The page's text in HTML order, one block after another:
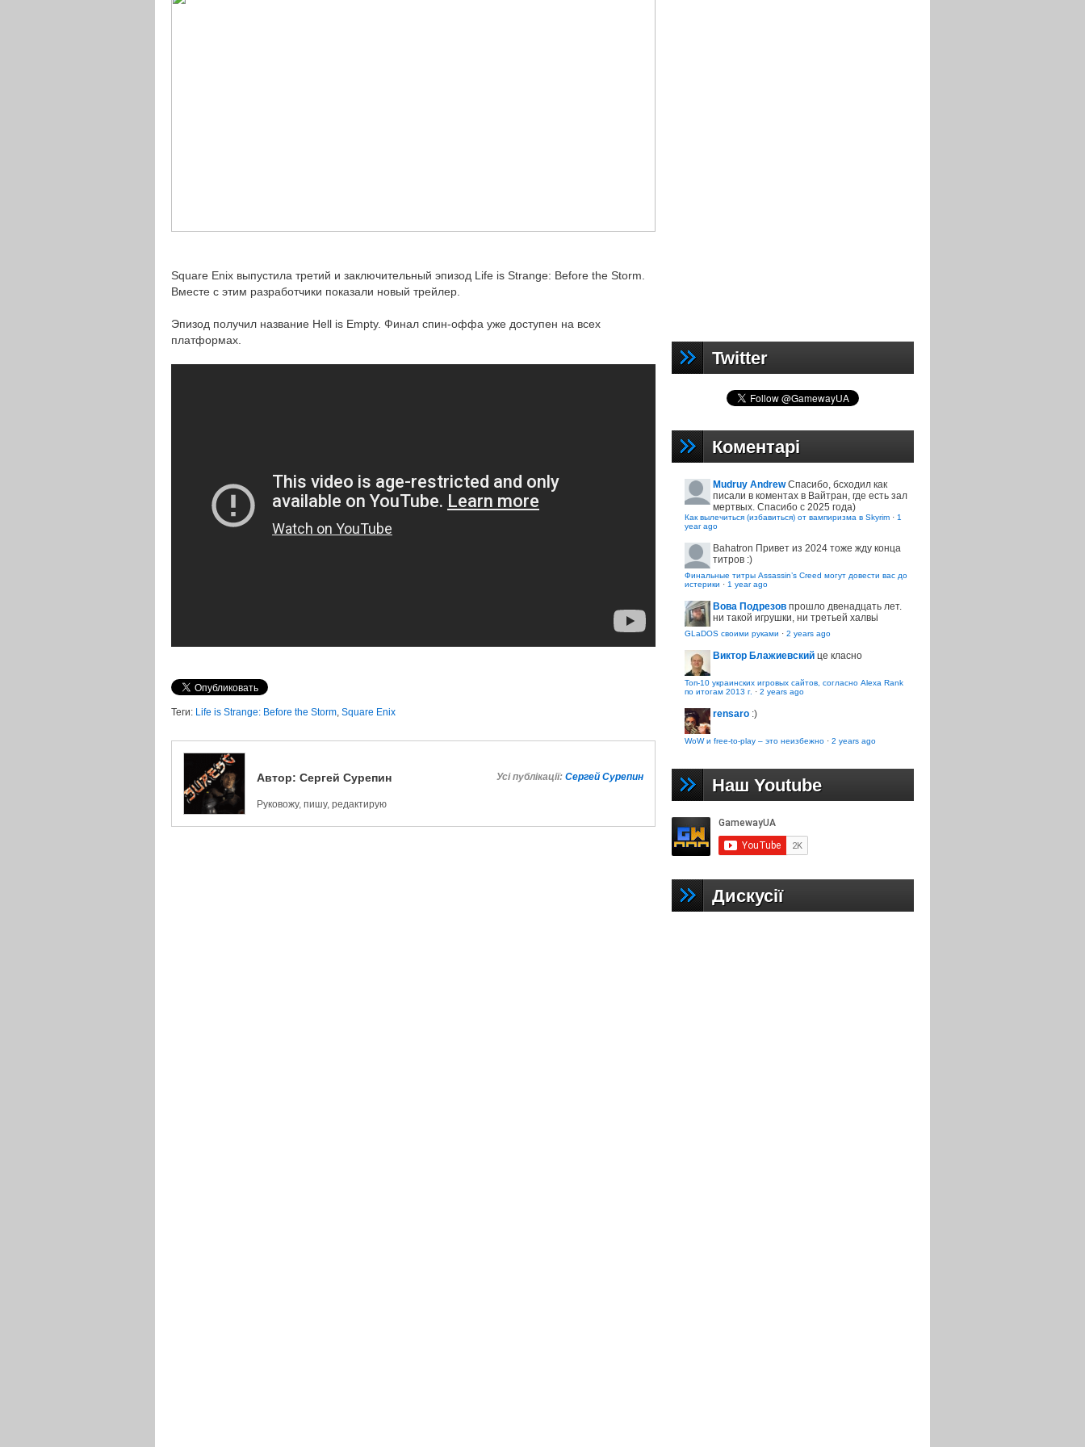
Square Enix выпустила третий и заключительный эпизод Life is Strange: Before the Storm.
Вместе с этим разработчики показали новый трейлер.
Эпизод получил название Hell is Empty. Финал спин-оффа уже доступен на всех
платформах.
Теги: Life is Strange: Before the Storm, Square Enix
Автор: Сергей Сурепин Усі публікації: Сергей Сурепин
Руковожу, пишу, редактирую
Twitter
Коментарі
Mudruy Andrew Спасибо, бсходил как
писали в коментах в Вайтран, где есть зал
мертвых. Спасибо с 2025 года)
Как вылечиться (избавиться) от вампиризма в Skyrim · 1
year ago
Bahatron Привет из 2024 тоже жду конца
титров :)
Финальные титры Assassin’s Creed могут довести вас до
истерики · 1 year ago
Вова Подрезов прошло двенадцать лет.
ни такой игрушки, ни третьей халвьі
GLaDOS своими руками · 2 years ago
Виктор Блажиевский це класно
Топ-10 украинских игровых сайтов, согласно Alexa Rank
по итогам 2013 г. · 2 years ago
rensaro :)
WoW и free-to-play – это неизбежно · 2 years ago
Наш Youtube
Дискусії